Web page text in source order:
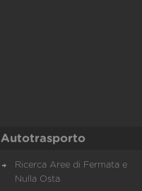
Autotrasporto
Ricerca Aree di Fermata e
Nulla Osta